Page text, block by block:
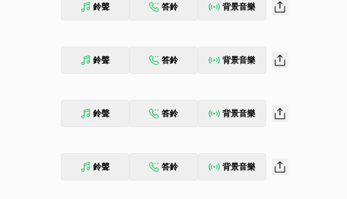
鈴聲 答鈴 背景音樂
鈴聲 答鈴 背景音樂
鈴聲 答鈴 背景音樂
鈴聲 答鈴 背景音樂